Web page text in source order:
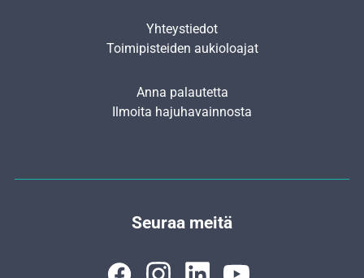
Yhteystiedot
Toimipisteiden aukioloajat
Anna palautetta
Ilmoita hajuhavainnosta
Seuraa meitä